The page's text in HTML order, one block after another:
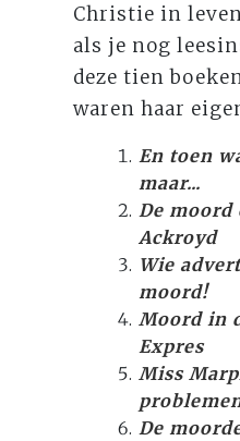
Christie in
als je nog
deze tien
waren haar
En toen
maar...
De moord
Ackroyd
Wie
moord!
Moord in
Expres
Miss
De